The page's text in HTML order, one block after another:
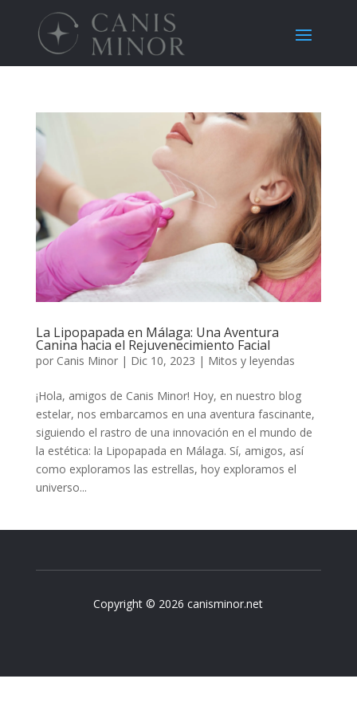
La Lipopapada en Málaga: Una Aventura
Canina hacia el Rejuvenecimiento Facial
por Canis Minor| Dic 10, 2023 | Mitos y leyendas
¡Hola, amigos de Canis Minor! Hoy, en nuestro blog
estelar, nos embarcamos en una aventura fascinante,
siguiendo el rastro de una innovación en el mundo de
la estética: la Lipopapada en Málaga. Sí, amigos, así
como exploramos las estrellas, hoy exploramos el
universo...
Copyright © 2026 canisminor.net